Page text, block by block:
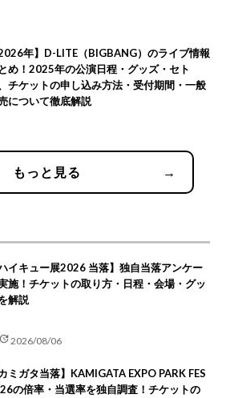
2026年】D-LITE（BIGBANG）のライブ情報
め！2025年の公演日程・グッズ・セト
チケットの申し込み方法・受付期間・一般
について徹底解説
もっと見る →
ハイキュー展2026 当落】独自当落アンケー
施！チケットの取り方・日程・会場・グッ
解説
update2026/08/06
カミガタ当落】KAMIGATA EXPO PARK FES
の倍率・当選率を独自調査！チケットの